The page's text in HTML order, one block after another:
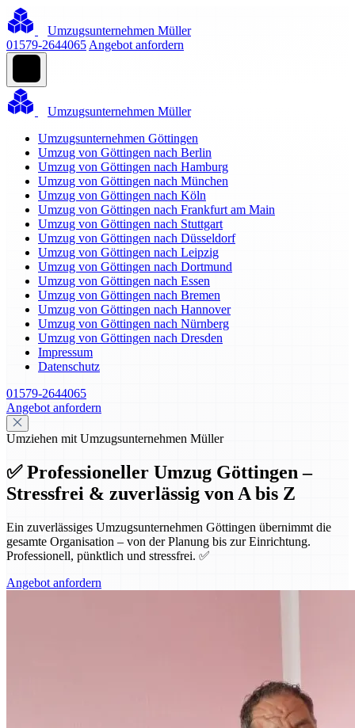
Umzugsunternehmen Müller
01579-2644065 Angebot anfordern
Umzugsunternehmen Müller
Umzugsunternehmen Göttingen
Umzug von Göttingen nach Berlin
Umzug von Göttingen nach Hamburg
Umzug von Göttingen nach München
Umzug von Göttingen nach Köln
Umzug von Göttingen nach Frankfurt am Main
Umzug von Göttingen nach Stuttgart
Umzug von Göttingen nach Düsseldorf
Umzug von Göttingen nach Leipzig
Umzug von Göttingen nach Dortmund
Umzug von Göttingen nach Essen
Umzug von Göttingen nach Bremen
Umzug von Göttingen nach Hannover
Umzug von Göttingen nach Nürnberg
Umzug von Göttingen nach Dresden
Impressum
Datenschutz
01579-2644065
Angebot anfordern
Umziehen mit Umzugsunternehmen Müller
✅ Professioneller Umzug Göttingen –
Stressfrei & zuverlässig von A bis Z
Ein zuverlässiges Umzugsunternehmen Göttingen übernimmt die
gesamte Organisation – von der Planung bis zur Einrichtung.
Professionell, pünktlich und stressfrei. ✅
Angebot anfordern